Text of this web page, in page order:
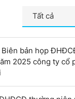
bản họp
2025 công ty cổ